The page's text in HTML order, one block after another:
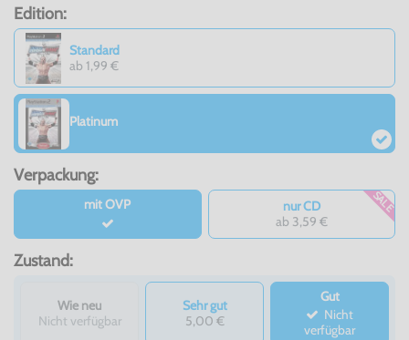
Edition:
Standard
ab 1,99 €
Platinum
Verpackung:
mit OVP
nur CD
ab 3,59 €
SALE
Zustand:
Wie neu
Nicht verfügbar
Sehr gut
5,00 €
Gut
verfügbar